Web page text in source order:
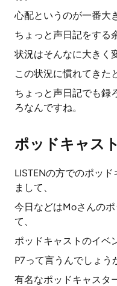
心配というのが一番大
ちょっと声日記をする
状況はそんなに大きく
この状況に慣れてきた
ちょっと声日記でも録
ろなんですね。
ポッドキャス
LISTENの方でのポッ
まして、
今日などはMoさんの
て、
ポッドキャストのイベ
P7って言うんでしょう
有名なポッドキャスタ